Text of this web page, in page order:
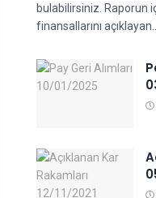
bulabilirsiniz. Raporun
finansallarını açıklayan...